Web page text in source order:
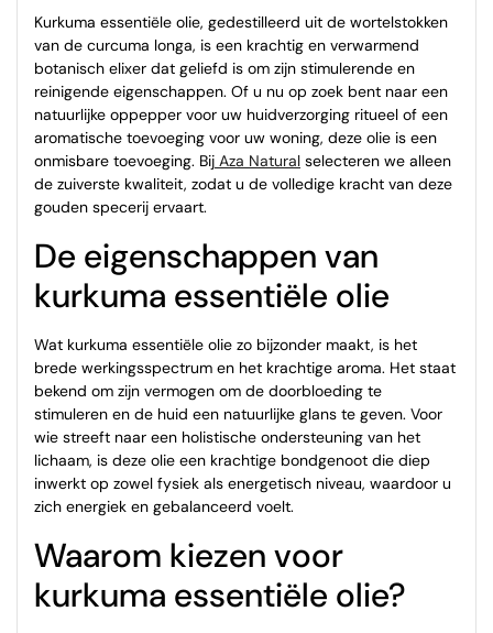
Kurkuma essentiële olie, gedestilleerd uit de wortelstokken
van de curcuma longa, is een krachtig en verwarmend
botanisch elixer dat geliefd is om zijn stimulerende en
reinigende eigenschappen. Of u nu op zoek bent naar een
natuurlijke oppepper voor uw huidverzorging ritueel of een
aromatische toevoeging voor uw woning, deze olie is een
onmisbare toevoeging. Bij Aza Natural selecteren we alleen
de zuiverste kwaliteit, zodat u de volledige kracht van deze
gouden specerij ervaart.
De eigenschappen van
kurkuma essentiële olie
Wat kurkuma essentiële olie zo bijzonder maakt, is het
brede werkingsspectrum en het krachtige aroma. Het staat
bekend om zijn vermogen om de doorbloeding te
stimuleren en de huid een natuurlijke glans te geven. Voor
wie streeft naar een holistische ondersteuning van het
lichaam, is deze olie een krachtige bondgenoot die diep
inwerkt op zowel fysiek als energetisch niveau, waardoor u
zich energiek en gebalanceerd voelt.
Waarom kiezen voor
kurkuma essentiële olie?